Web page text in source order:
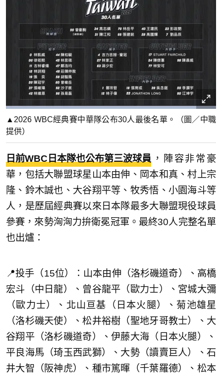
▲2026 WBC經典賽中華隊公布30人最後名單。（圖／中職
提供）
日前WBC日本隊也公布第三波球員 ，陣容非常豪
華，包括大聯盟球星山本由伸、岡本和真、村上宗
隆、鈴木誠也、大谷翔平等、牧秀悟、小園海斗等
人，是歷屆經典賽以來日本隊最多大聯盟現役球員
參賽，來勢洶洶力拚衛冕冠軍。最終30人完整名單
也出爐：
📍投手（15位）：山本由伸（洛杉磯道奇）、高橋
宏斗（中日龍）、曾谷龍平（歐力士）、宮城大彌
（歐力士）、北山亘基（日本火腿）、菊池雄星
（洛杉磯天使）、松井裕樹（聖地牙哥教士）、大
谷翔平（洛杉磯道奇）、伊藤大海（日本火腿）、
平良海馬（琦玉西武獅）、大勢（讀賣巨人）、石
井大智（阪神虎）、種市篤暉（千葉羅德）、松本